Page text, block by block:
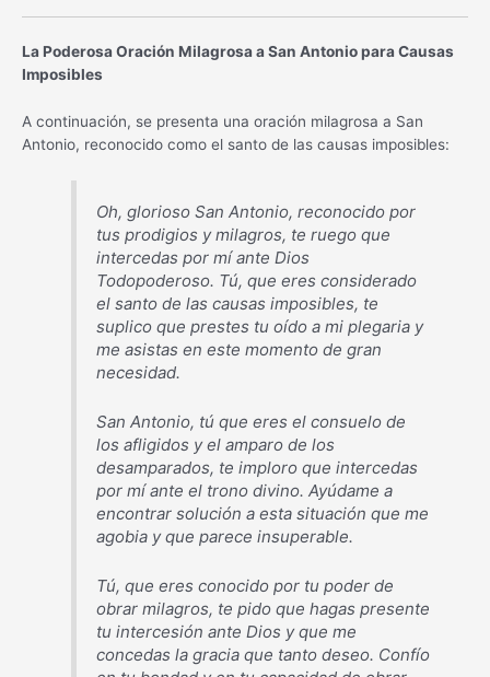
La Poderosa Oración Milagrosa a San Antonio para Causas
Imposibles
A continuación, se presenta una oración milagrosa a San
Antonio, reconocido como el santo de las causas imposibles:
Oh, glorioso San Antonio, reconocido por
tus prodigios y milagros, te ruego que
intercedas por mí ante Dios
Todopoderoso. Tú, que eres considerado
el santo de las causas imposibles, te
suplico que prestes tu oído a mi plegaria y
me asistas en este momento de gran
necesidad.
San Antonio, tú que eres el consuelo de
los afligidos y el amparo de los
desamparados, te imploro que intercedas
por mí ante el trono divino. Ayúdame a
encontrar solución a esta situación que me
agobia y que parece insuperable.
Tú, que eres conocido por tu poder de
obrar milagros, te pido que hagas presente
tu intercesión ante Dios y que me
concedas la gracia que tanto deseo. Confío